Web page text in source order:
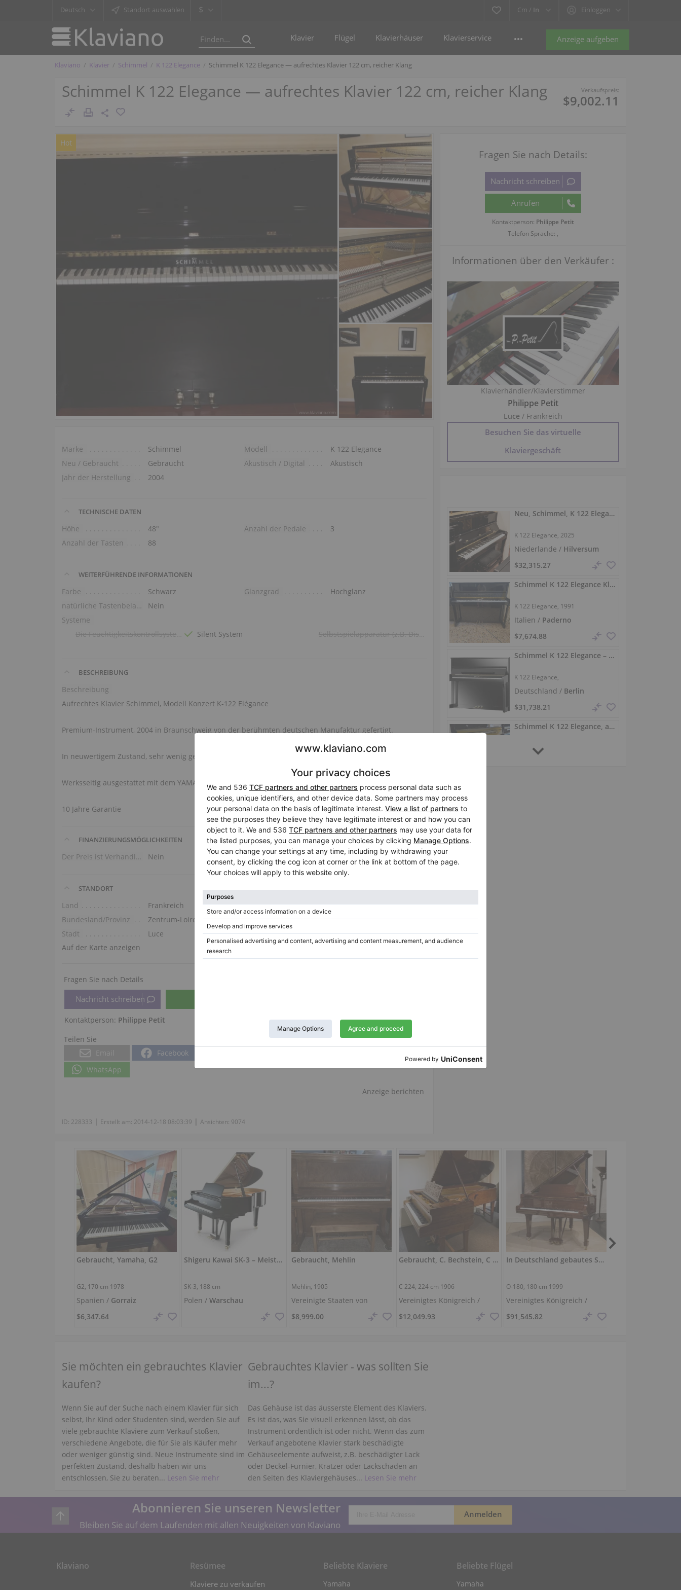
Deutsch Standort auswählen $ Cm / In Einloggen
Anzeige aufgeben
Klavier Flügel Klavierhäuser Klavierservice
Klaviano Klavier Schimmel K 122 Elegance Schimmel K 122 Elegance — aufrechtes Klavier 122 cm, reicher Klang
Schimmel K 122 Elegance — aufrechtes Klavier 122 cm, reicher Klang Verkaufspreis:
$9,002.11
Hot
Marke Schimmel Modell
K 122 Elegance
Neu / Gebraucht
Gebraucht Akustisch / Digital
Akustisch
Jahr der Herstellung
2004
TECHNISCHE DATEN
Höhe 48″ Anzahl der Pedale
3
Anzahl der Tasten
88
WEITERFÜHRENDE INFORMATIONEN
Farbe Schwarz Glanzgrad
Hochglanz
natürliche Tastenbelag
Nein
Systeme
Die Feuchtigkeitskontrollsysteme
Silent System Selbstspielapparatur (z.B. Disklavier, PianoDisc, Spirio)
BESCHREIBUNG
Beschreibung
Aufrechtes Klavier Schimmel, Modell Konzert K-122 Elégance
Premium-Instrument, 2004 in Braunschweig von der berühmten deutschen Manufaktur gefertigt.
In neuwertigem Zustand, sehr wenig genutzt.
Werksseitig ausgestattet mit dem YAMAHA Silent Twintone System inklusive Kopfhörer.
10 Jahre Garantie
FINANZIERUNGSMÖGLICHKEITEN
Der Preis ist Verhandlungssache Nein Klavierstimmung im Preis Nein
STANDORT
Land
Frankreich
Bundesland/Provinz
Zentrum-Loiretal
Stadt
Luce
Auf der Karte anzeigen
Fragen Sie nach Details
Kontaktperson: Philippe Petit
Teilen Sie
Email
Facebook
WhatsApp
Anzeige berichten
ID: 228333 | Erstellt am: 2014-12-18 08:03:39 |Ansichten: 9074
Fragen Sie nach Details:
Kontaktperson: Philippe Petit
Telefon Sprache: ,
Informationen über den Verkäufer :
Klavierhändler/Klavierstimmer
Philippe Petit
Luce / Frankreich
Besuchen Sie das virtuelle
Klaviergeschäft
Neu, Schimmel, K 122 Elegance
K 122 Elegance, 2025
Niederlande / Hilversum
$32,315.27
Schimmel K 122 Elegance Klavier 122 cm
K 122 Elegance, 1991
Italien / Paderno
Franciacorta
$7,674.88
Schimmel K 122 Elegance – feiner Anschlag & singender Ton
K 122 Elegance,
Deutschland / Berlin
$31,738.21
Schimmel K 122 Elegance, aufrechtes Klavier 122 cm
K 122 Elegance, 1989
Gebraucht, Yamaha, G2
G2, 170 cm 1978
Spanien / Gorraiz
$6,347.64
Shigeru Kawai SK-3 – Meisterflügel 188 cm
SK-3, 188 cm
Polen /Warschau
Gebraucht, Mehlin
Mehlin, 1905
Vereinigte Staaten von
Amerika /
$8,999.00
Gebraucht, C. Bechstein, C 224
C 224, 224 cm 1906
Vereinigtes Königreich /
Bournemouth
$12,049.93
In Deutschland gebautes Steinway & Sons O-180 in poliertem Mahagoni
O-180, 180 cm 1999
Vereinigtes Königreich /
Swansea
$91,545.82
Sie möchten ein gebrauchtes Klavier
kaufen?
Wenn Sie auf der Suche nach einem Klavier für sich
selbst, Ihr Kind oder Studenten sind, werden Sie auf
viele gebrauchte Klaviere zum Verkauf stoßen,
verschiedene Angebote, die für Sie als Käufer mehr
oder weniger günstig sind. Neue Instrumente sind im
perfekten Zustand, deshalb haben wir uns
entschlossen, Sie zu beraten... Lesen Sie mehr
Gebrauchtes Klavier - was sollten Sie
im...?
Das Gehäuse ist das äusserste Element des Klaviers.
Es ist das, was Sie visuell erkennen lässt, ob das
Instrument ordentlich ist oder nicht. Wenn das zum
Verkauf angebotene Klavier stark beschädigte
Gehäuseelemente aufweist, z.B. beschädigter Lack
oder Deckel-Furnier, Kratzer oder Lackschäden an
den Seiten des Klaviergehäuses... Lesen Sie mehr
Abonnieren Sie unseren Newsletter
Bleiben Sie auf dem Laufenden mit allen Neuigkeiten von Klaviano
Klaviano Resümee
Klaviere zu verkaufen
Beliebte Klaviere
Yamaha
Beliebte Flügel
Yamaha